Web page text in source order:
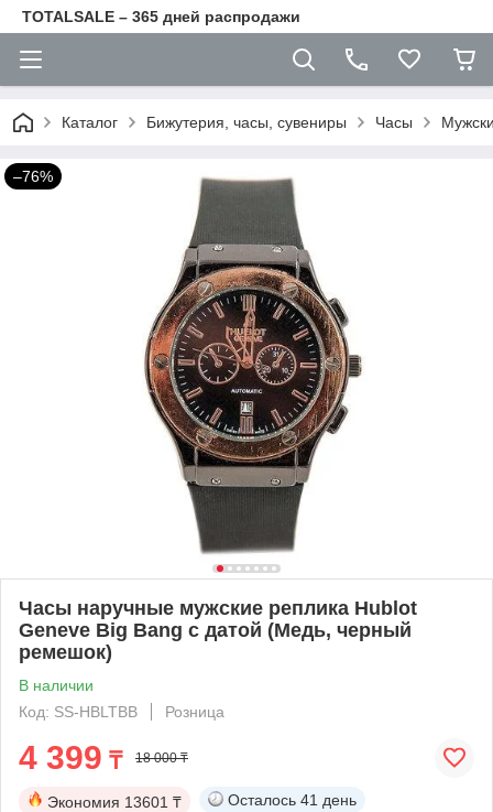
TOTALSALE – 365 дней распродажи
Каталог Бижутерия, часы, сувениры Часы
–76%
Часы наручные мужские реплика Hublot
Geneve Big Bang с датой (Медь, черный
ремешок)
В наличии
Код: SS-HBLTBB
Розница
4 399 ₸ 18 000 ₸
Экономия 13601 ₸ Осталось 41 день